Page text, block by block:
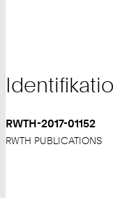
RWTH-2017-01152
RWTH PUBLICATIONS